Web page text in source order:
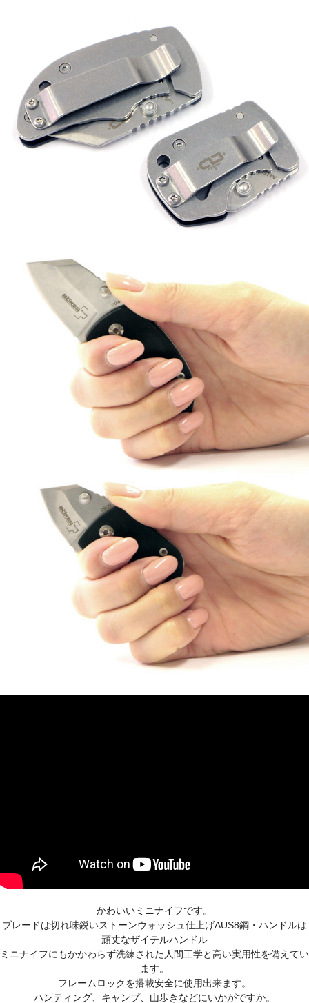
かわいいミニナイフです。
ブレードは切れ味鋭いストーンウォッシュ仕上げAUS8鋼・ハンドルは
頑丈なザイテルハンドル
ミニナイフにもかかわらず洗練された人間工学と高い実用性を備えてい
ます。
フレームロックを搭載安全に使用出来ます。
ハンティング、キャンプ、山歩きなどにいかがですか。